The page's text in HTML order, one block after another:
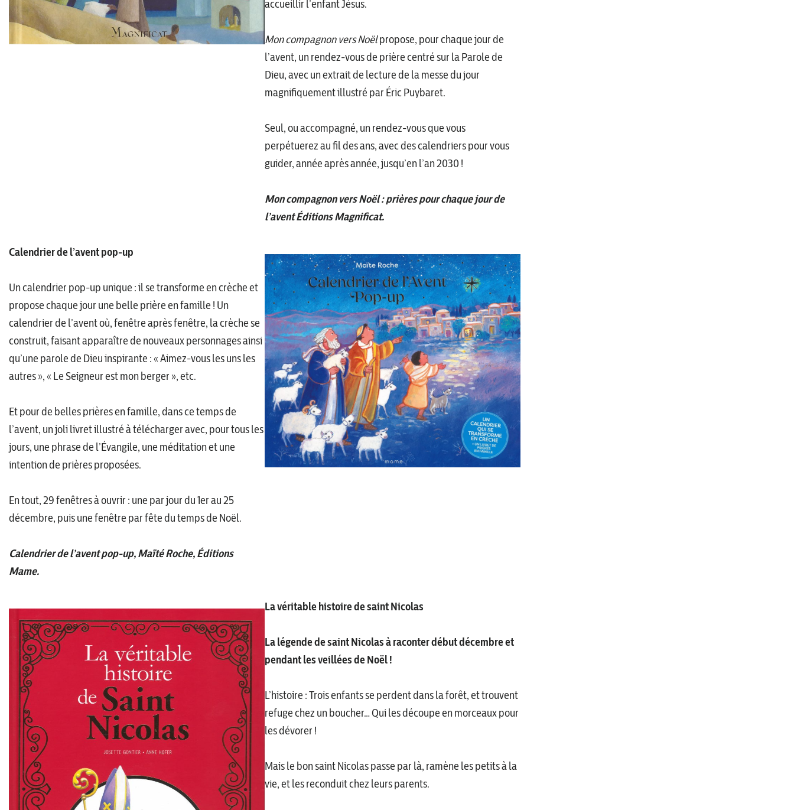
accueillir l’enfant Jésus.
Mon compagnon vers Noëlpropose, pour chaque jour de
l’avent, un rendez-vous de prière centré sur la Parole de
Dieu, avec un extrait de lecture de la messe du jour
magnifiquement illustré par Éric Puybaret.
Seul, ou accompagné, un rendez-vous que vous
perpétuerez au fil des ans, avec des calendriers pour vous
guider, année après année, jusqu’en l’an 2030 !
Mon compagnon vers Noël: prières pour chaque jour de
l’avent Éditions Magnificat.
Calendrier de l’avent pop-up
Un calendrier pop-up unique : il se transforme en crèche et
propose chaque jour une belle prière en famille ! Un
calendrier de l’avent où, fenêtre après fenêtre, la crèche se
construit, faisant apparaître de nouveaux personnages ainsi
qu’une parole de Dieu inspirante : « Aimez-vous les uns les
autres », « Le Seigneur est mon berger », etc.
Et pour de belles prières en famille, dans ce temps de
l’avent, un joli livret illustré à télécharger avec, pour tous les
jours, une phrase de l’Évangile, une méditation et une
intention de prières proposées.
En tout, 29 fenêtres à ouvrir : une par jour du 1er au 25
décembre, puis une fenêtre par fête du temps de Noël.
Calendrier de l’avent pop-up, Maïté Roche, Éditions
Mame.
La véritable histoire de saint Nicolas
La légende de saint Nicolas à raconter début décembre et
pendant les veillées de Noël !
L’histoire : Trois enfants se perdent dans la forêt, et trouvent
refuge chez un boucher… Qui les découpe en morceaux pour
les dévorer !
Mais le bon saint Nicolas passe par là, ramène les petits à la
vie, et les reconduit chez leurs parents.